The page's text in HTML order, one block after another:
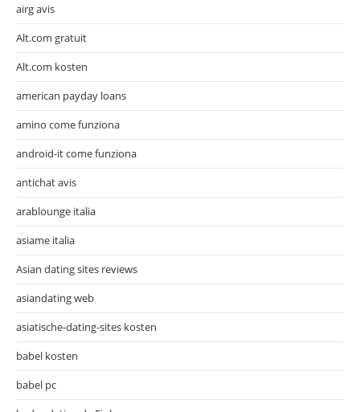
airg avis
Alt.com gratuit
Alt.com kosten
american payday loans
amino come funziona
android-it come funziona
antichat avis
arablounge italia
asiame italia
Asian dating sites reviews
asiandating web
asiatische-dating-sites kosten
babel kosten
babel pc